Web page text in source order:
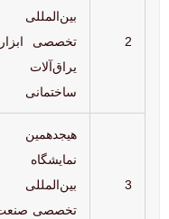
2
بین‌المللی
تخصصی
یراق‌آلات
ساختمانی
3
هیجدهمین
نمایشگاه
بین‌المللی
تخصصی